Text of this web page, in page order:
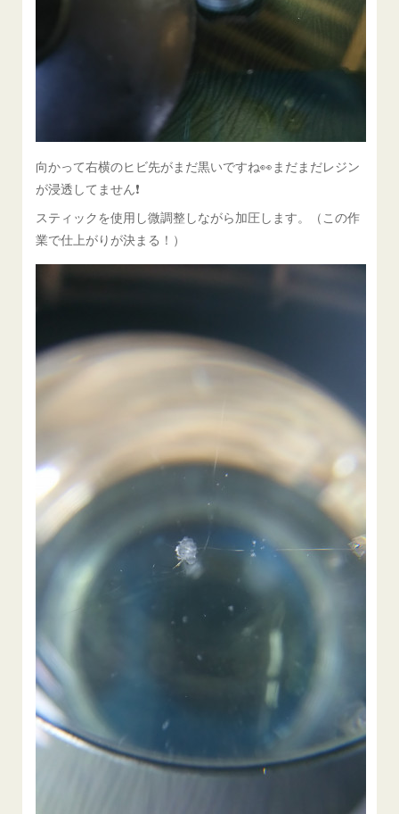
向かって右横のヒビ先がまだ黒いですね👀まだまだレジン
が浸透してません❗
スティックを使用し微調整しながら加圧します。（この作
業で仕上がりが決まる！）